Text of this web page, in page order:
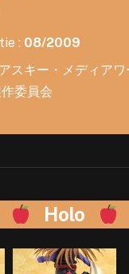
: 08/2009
スキー・メディアワ
委員会
Holo